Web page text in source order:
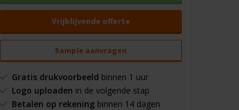
Vrijblijvende offerte
Sample aanvragen
Gratis drukvoorbeeld binnen 1 uur
Logo uploaden in de volgende stap
Betalen op rekeningbinnen 14 dagen